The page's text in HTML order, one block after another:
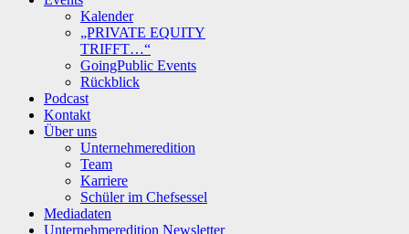
Kalender
„PRIVATE EQUITY
TRIFFT…“
GoingPublic Events
Rückblick
Podcast
Kontakt
Über uns
Unternehmeredition
Team
Karriere
Schüler im Chefsessel
Mediadaten
Unternehmeredition Newsletter